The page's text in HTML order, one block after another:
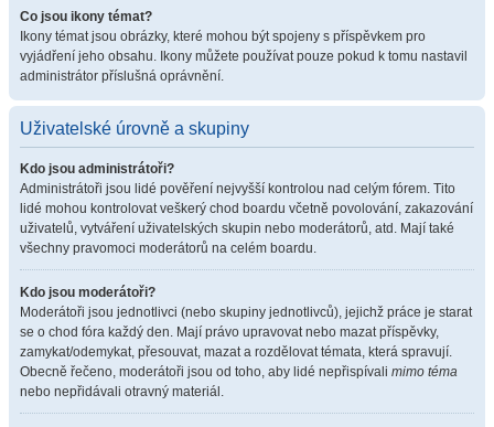
Co jsou ikony témat?
Ikony témat jsou obrázky, které mohou být spojeny s příspěvkem pro
vyjádření jeho obsahu. Ikony můžete používat pouze pokud k tomu nastavil
administrátor příslušná oprávnění.
Uživatelské úrovně a skupiny
Kdo jsou administrátoři?
Administrátoři jsou lidé pověření nejvyšší kontrolou nad celým fórem. Tito
lidé mohou kontrolovat veškerý chod boardu včetně povolování, zakazování
uživatelů, vytváření uživatelských skupin nebo moderátorů, atd. Mají také
všechny pravomoci moderátorů na celém boardu.
Kdo jsou moderátoři?
Moderátoři jsou jednotlivci (nebo skupiny jednotlivců), jejichž práce je starat
se o chod fóra každý den. Mají právo upravovat nebo mazat příspěvky,
zamykat/odemykat, přesouvat, mazat a rozdělovat témata, která spravují.
Obecně řečeno, moderátoři jsou od toho, aby lidé nepřispívali mimo téma
nebo nepřidávali otravný materiál.